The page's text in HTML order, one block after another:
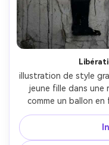
illustration de style
jeune fille dans une
comme un ballon
noire vive avec des
de ballon rouge
surpulvérisation de